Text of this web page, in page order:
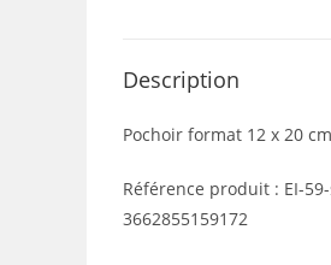
Description
Pochoir format 12 x 20
Référence produit : EI-
3662855159172